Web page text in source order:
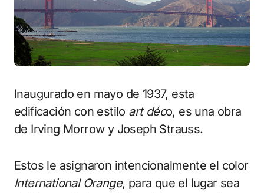
Inaugurado en mayo de 1937, esta
edificación con estilo art déco, es una obra
de Irving Morrow y Joseph Strauss.
Estos le asignaron intencionalmente el color
International Orange, para que el lugar sea